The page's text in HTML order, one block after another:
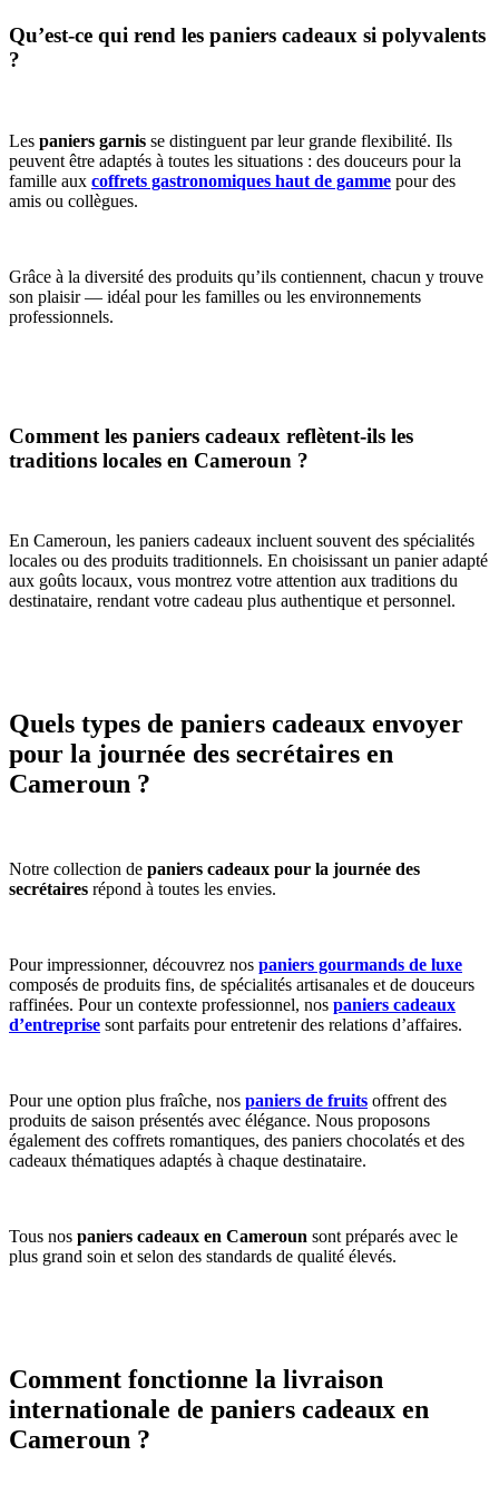
Qu’est-ce qui rend les paniers cadeaux si polyvalents
?
Les paniers garnis se distinguent par leur grande flexibilité. Ils
peuvent être adaptés à toutes les situations : des douceurs pour la
famille aux coffrets gastronomiques haut de gamme pour des
amis ou collègues.
Grâce à la diversité des produits qu’ils contiennent, chacun y trouve
son plaisir — idéal pour les familles ou les environnements
professionnels.
Comment les paniers cadeaux reflètent-ils les
traditions locales en Cameroun ?
En Cameroun, les paniers cadeaux incluent souvent des spécialités
locales ou des produits traditionnels. En choisissant un panier adapté
aux goûts locaux, vous montrez votre attention aux traditions du
destinataire, rendant votre cadeau plus authentique et personnel.
Quels types de paniers cadeaux envoyer
pour la journée des secrétaires en
Cameroun ?
Notre collection de paniers cadeaux pour la journée des
secrétaires répond à toutes les envies.
Pour impressionner, découvrez nos paniers gourmands de luxe
composés de produits fins, de spécialités artisanales et de douceurs
raffinées. Pour un contexte professionnel, nos paniers cadeaux
d’entreprise sont parfaits pour entretenir des relations d’affaires.
Pour une option plus fraîche, nos paniers de fruits offrent des
produits de saison présentés avec élégance. Nous proposons
également des coffrets romantiques, des paniers chocolatés et des
cadeaux thématiques adaptés à chaque destinataire.
Tous nos paniers cadeaux en Cameroun sont préparés avec le
plus grand soin et selon des standards de qualité élevés.
Comment fonctionne la livraison
internationale de paniers cadeaux en
Cameroun ?